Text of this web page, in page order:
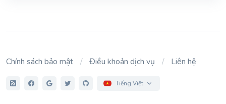
Chính sách bảo mật Điều khoản dịch vụ Liên hệ
Tiếng Việt